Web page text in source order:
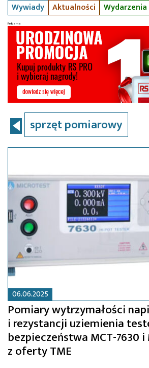
Wywiady Aktualności Wydarzenia
sprzęt pomiarowy
06.06.2025
Pomiary wytrzymałości
i rezystancji uziemienia
bezpieczeństwa MCT-7630 i
z oferty TME